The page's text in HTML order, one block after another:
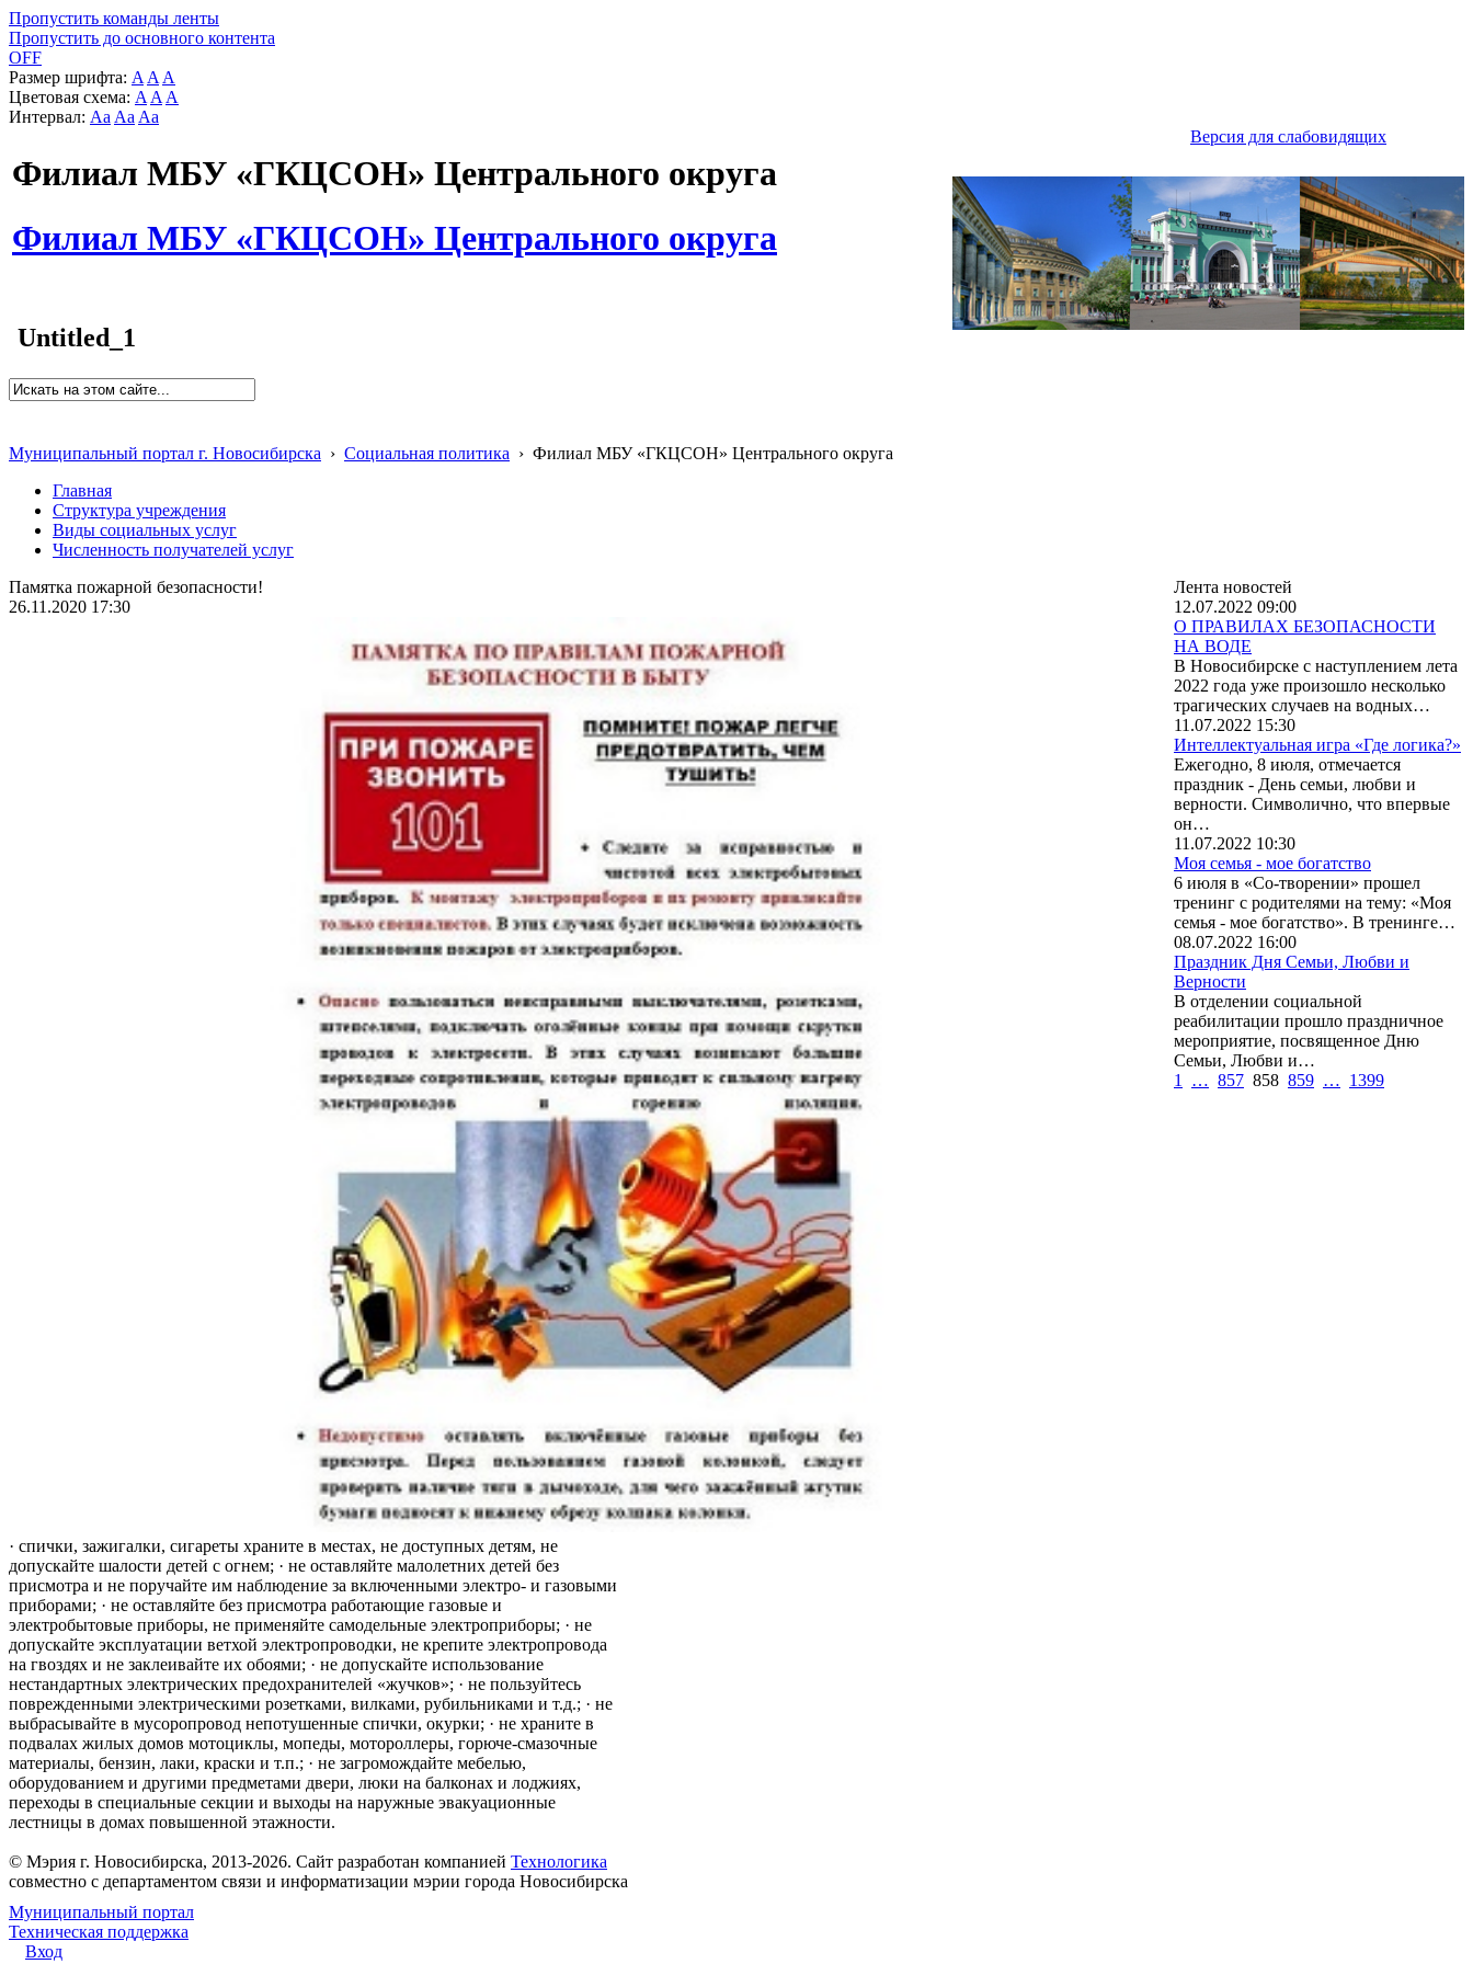
Пропустить команды ленты
Пропустить до основного контента
OFF
Размер шрифта: A A A
Цветовая схема: A A A
Интервал: Aa Aa Aa
Версия для слабовидящих
Филиал МБУ «ГКЦСОН» Центрального округа
Филиал МБУ «ГКЦСОН» Центрального округа
Untitled_1
Муниципальный портал г. Новосибирска › Социальная политика › Филиал МБУ «ГКЦСОН» Центрального округа
Главная
Структура учреждения
Виды социальных услуг
Численность получателей услуг
Памятка пожарной безопасности!
26.11.2020 17:30
· спички, зажигалки, сигареты храните в местах, не доступных детям, не
допускайте шалости детей с огнем; · не оставляйте малолетних детей без
присмотра и не поручайте им наблюдение за включенными электро- и газовыми
приборами; · не оставляйте без присмотра работающие газовые и
электробытовые приборы, не применяйте самодельные электроприборы; · не
допускайте эксплуатации ветхой электропроводки, не крепите электропровода
на гвоздях и не заклеивайте их обоями; · не допускайте использование
нестандартных электрических предохранителей «жучков»; · не пользуйтесь
поврежденными электрическими розетками, вилками, рубильниками и т.д.; · не
выбрасывайте в мусоропровод непотушенные спички, окурки; · не храните в
подвалах жилых домов мотоциклы, мопеды, мотороллеры, горюче-смазочные
материалы, бензин, лаки, краски и т.п.; · не загромождайте мебелью,
оборудованием и другими предметами двери, люки на балконах и лоджиях,
переходы в специальные секции и выходы на наружные эвакуационные
лестницы в домах повышенной этажности.
Лента новостей
12.07.2022 09:00
О ПРАВИЛАХ БЕЗОПАСНОСТИ
НА ВОДЕ
В Новосибирске с наступлением лета
2022 года уже произошло несколько
трагических случаев на водных…
11.07.2022 15:30
Интеллектуальная игра «Где логика?»
Ежегодно, 8 июля, отмечается
праздник - День семьи, любви и
верности. Символично, что впервые
он…
11.07.2022 10:30
Моя семья - мое богатство
6 июля в «Со-творении» прошел
тренинг с родителями на тему: «Моя
семья - мое богатство». В тренинге…
08.07.2022 16:00
Праздник Дня Семьи, Любви и
Верности
В отделении социальной
реабилитации прошло праздничное
мероприятие, посвященное Дню
Семьи, Любви и…
1
… 857 858 859 … 1399
© Мэрия г. Новосибирска, 2013-2026. Сайт разработан компанией Технологика
совместно с департаментом связи и информатизации мэрии города Новосибирска
Муниципальный портал
Техническая поддержка
Вход